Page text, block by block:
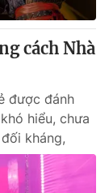
cách Nhà
được đánh
hiểu, chưa
kháng,